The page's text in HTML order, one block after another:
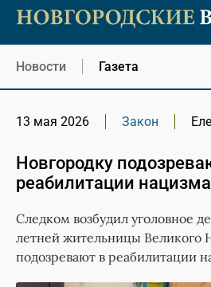
Новости Газета
13 мая 2026 Закон
Новгородку
реабилитации нацизма
Следком возбудил уголовное
летней жительницы Великого
подозревают в реабилитации